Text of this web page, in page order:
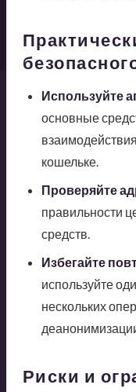
Используйте
основные
кошельке.
Проверяйте
правильности
средств.
Избегайте
используйте
нескольких
Риски и